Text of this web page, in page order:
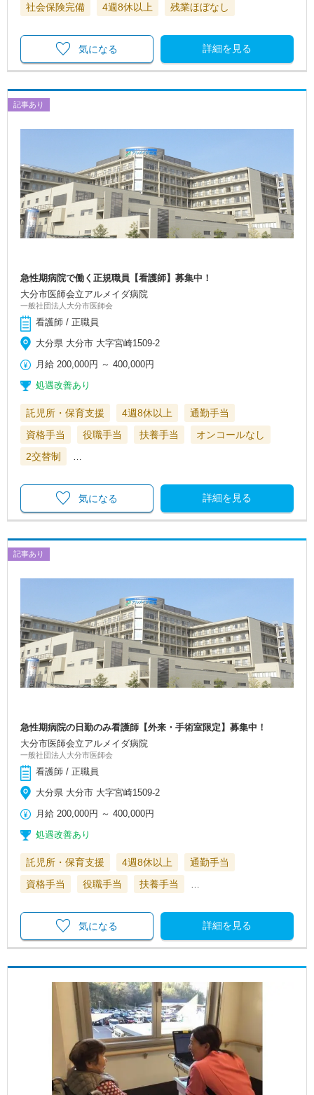
社会保険完備 4週8休以上 残業ほぼなし
詳細を見る
気になる
記事あり
急性期病院で働く正規職員【看護師】募集中！
大分市医師会立アルメイダ病院
一般社団法人大分市医師会
看護師 / 正職員
大分県 大分市 大字宮崎1509-2
月給 200,000円 ～400,000円
処遇改善あり
託児所・保育支援 4週8休以上
通勤手当
資格手当
役職手当 扶養手当
オンコールなし
2交替制
詳細を見る
気になる
記事あり
急性期病院の日勤のみ看護師【外来・手術室限定】募集中！
大分市医師会立アルメイダ病院
一般社団法人大分市医師会
看護師 / 正職員
大分県 大分市 大字宮崎1509-2
月給 200,000円 ～400,000円
処遇改善あり
託児所・保育支援 4週8休以上
通勤手当
資格手当
役職手当 扶養手当 …
詳細を見る
気になる